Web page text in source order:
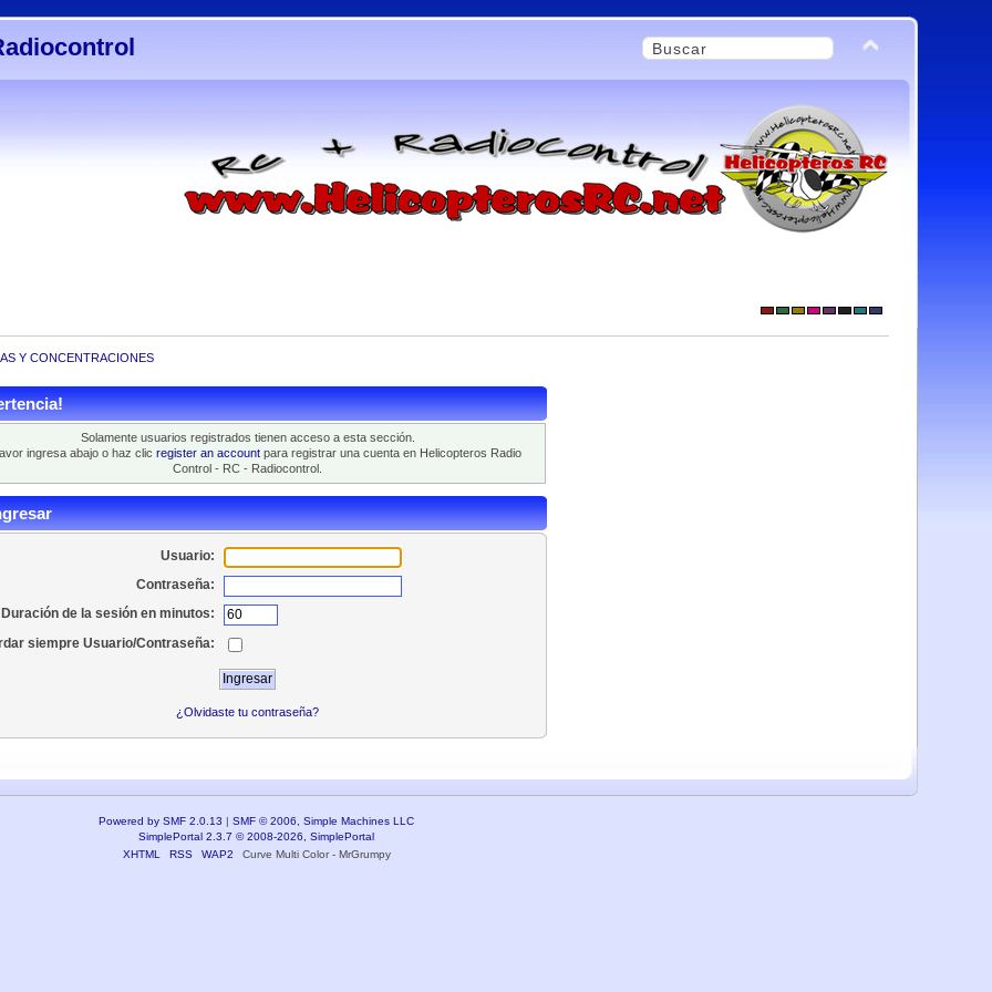
Y CONCENTRACIONES
Solamente usuarios registrados tienen acceso a esta sección.
ingresa abajo o haz clicregister an account para registrar una cuenta en Helicopteros Radio
Control - RC - Radiocontrol.
Usuario:
Contraseña:
Duración de la sesión en minutos:
siempre Usuario/Contraseña:
¿Olvidaste tu contraseña?
Powered by SMF 2.0.13 | SMF © 2006, Simple Machines LLC
SimplePortal 2.3.7 © 2008-2026, SimplePortal
XHTML
RSS WAP2 Curve Multi Color - MrGrumpy